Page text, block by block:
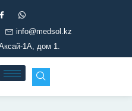
info@medsol.kz
1А, дом 1.